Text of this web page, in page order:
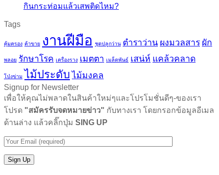
กินกระท่อมแล้วเสพติดไหม?
Tags
คุ้มครอง ค้าขาย งานฝีมือ ชุดปลูกว่าน ตำราว่าน ผงมวลสาร ผัก
พลอย รักษาโรค เครื่องราง เมตตา เมล็ดพันธ์ เสน่ห์ แคล้วคลาด
โป่งข่าม ไม้ประดับ ไม้มงคล
Signup for Newsletter
เพื่อให้คุณไม่พลาดในสินค้าใหม่ๆและโปรโมชั่นดีๆ-ของเรา
โปรด "สมัครรับจดหมายข่าว" กับทางเรา โดยกรอกข้อมูลอีเมล
ด้านล่าง แล้วคลิ๊กปุ่ม SING UP